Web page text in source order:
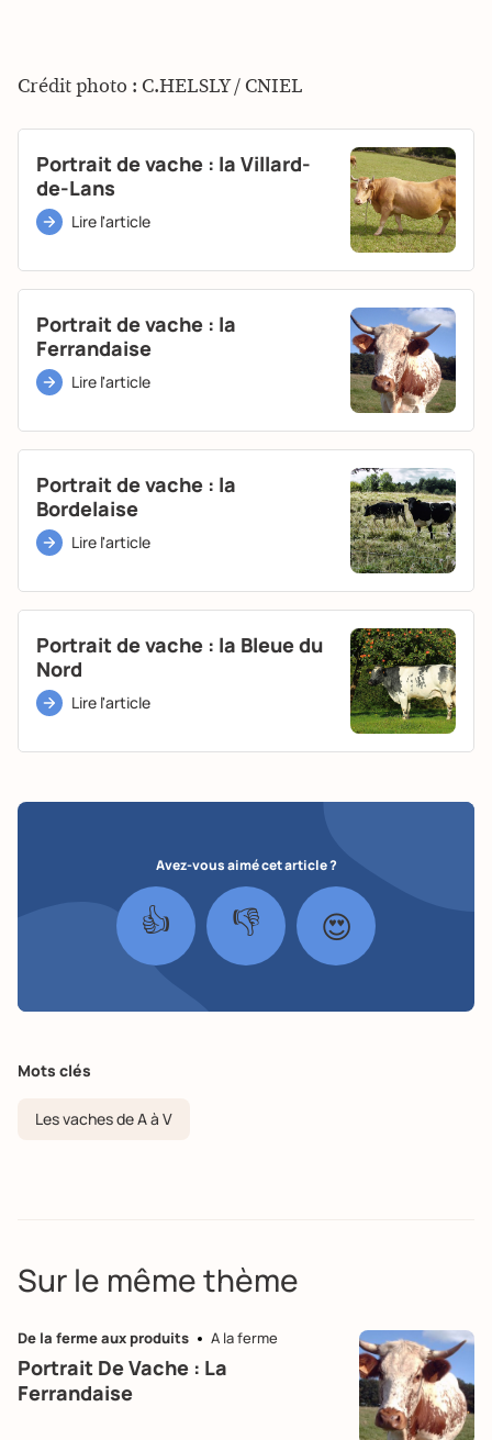
Crédit photo : C.HELSLY / CNIEL
Portrait de vache : la Villard-
de-Lans
Lire l'article
Portrait de vache : la
Ferrandaise
Lire l'article
Portrait de vache : la
Bordelaise
Lire l'article
Portrait de vache : la Bleue du
Nord
Lire l'article
Avez-vous aimé cet article ?
👍 👎 😍
Mots clés
Les vaches de A à V
Sur le même thème
De la ferme aux produits A la ferme
Portrait De Vache : La
Ferrandaise